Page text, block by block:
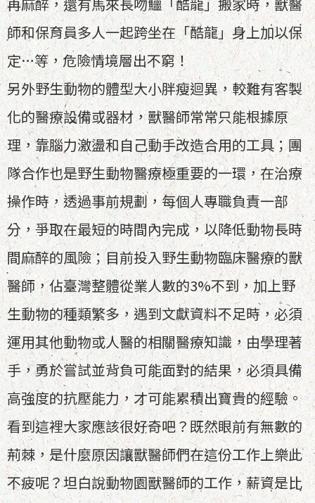
師和保育員多人一起跨坐在「酷龍」身上加以保
定…等，危險情境層出不窮！
另外野生動物的體型大小胖瘦迴異，較難有客製
化的醫療設備或器材，獸醫師常常只能根據原
理，靠腦力激盪和自己動手改造合用的工具；團
隊合作也是野生動物醫療極重要的一環，在治療
操作時，透過事前規劃，每個人專職負責一部
分，爭取在最短的時間內完成，以降低動物長時
間麻醉的風險；目前投入野生動物臨床醫療的獸
醫師，佔臺灣整體從業人數的3%不到，加上野
生動物的種類繁多，遇到文獻資料不足時，必須
運用其他動物或人醫的相關醫療知識，由學理著
手，勇於嘗試並背負可能面對的結果，必須具備
高強度的抗壓能力，才可能累積出寶貴的經驗。
看到這裡大家應該很好奇吧？既然眼前有無數的
荊棘，是什麼原因讓獸醫師們在這份工作上樂此
不疲呢？坦白說動物園獸醫師的工作，薪資是比